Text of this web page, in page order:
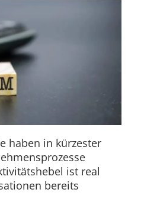
haben in kürzester
ist real
bereits